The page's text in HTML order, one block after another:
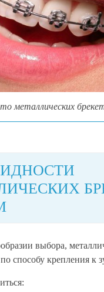
металлических
выбора,
способу крепления к